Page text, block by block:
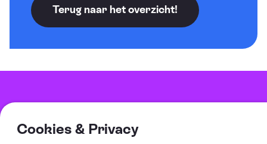
Terug naar het overzicht!